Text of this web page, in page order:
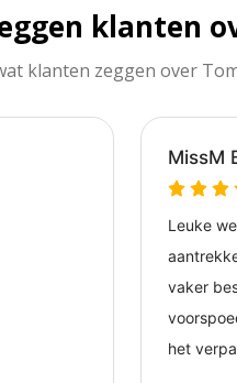
klanten
klanten zeggen over